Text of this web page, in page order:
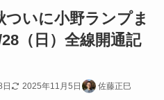
ついに小野ランプま
（日）全線開通記
日 2025年11月5日 佐藤正巳